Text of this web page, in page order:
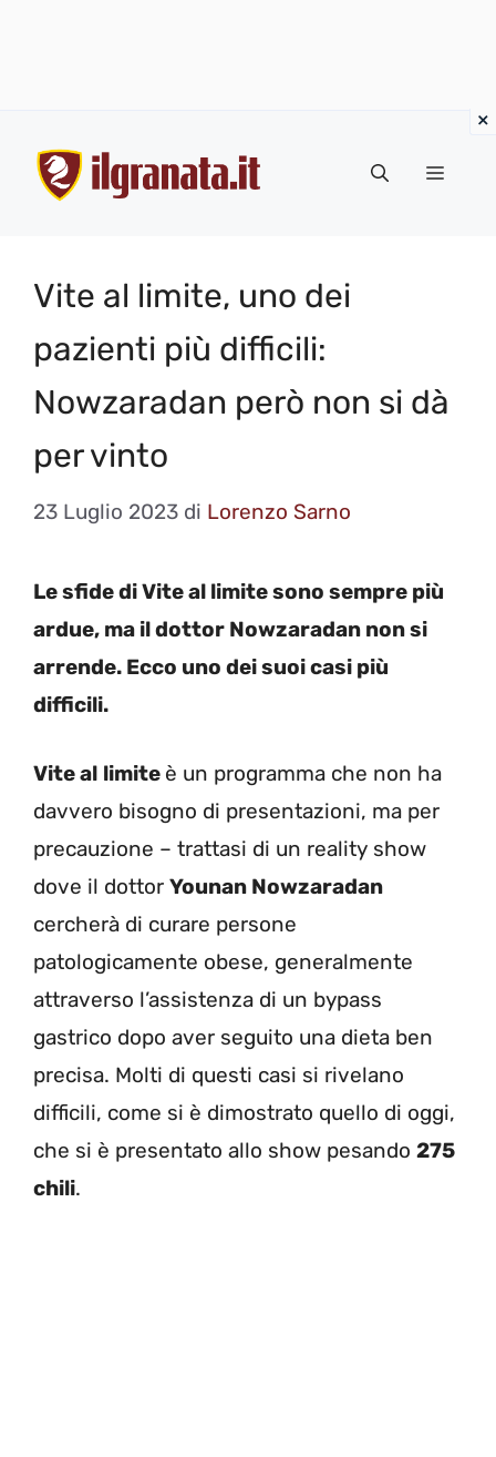
contenuto
Menu
Vite al limite, uno dei
pazienti più difficili:
Nowzaradan però non si dà
per vinto
23 Luglio 2023 di Lorenzo Sarno
Le sfide di Vite al limite sono sempre più
ardue, ma il dottor Nowzaradan non si
arrende. Ecco uno dei suoi casi più
difficili.
Vite al limite è un programma che non ha
davvero bisogno di presentazioni, ma per
precauzione – trattasi di un reality show
dove il dottor Younan Nowzaradan
cercherà di curare persone
patologicamente obese, generalmente
attraverso l’assistenza di un bypass
gastrico dopo aver seguito una dieta ben
precisa. Molti di questi casi si rivelano
difficili, come si è dimostrato quello di oggi,
che si è presentato allo show pesando 275
chili.